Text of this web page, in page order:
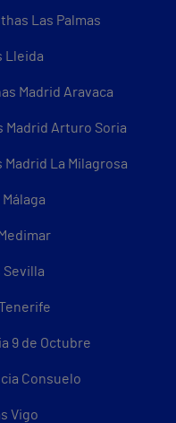
Las Palmas
Lleida
Madrid Aravaca
Madrid Arturo Soria
La Milagrosa
Sevilla
9 de Octubre
Consuelo
Vigo